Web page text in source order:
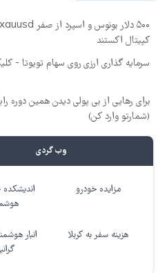
کپیتال اکستند
سرمایه گذاری ارزی روی سهام تویوتا -
برای رهایی از بی پولی دیدن همین دوره
(شمارتو وارد کن)
وب گردی
مزایده خودرو
اندیشکده
هزینه سفر به کربلا
انبار